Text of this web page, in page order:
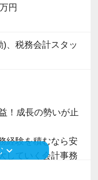
ていたから。
の雰囲気が伝わっ
違いとても明る
と『チャレンジ』
調査のポイントを
。
るようになりまし
持ちでなくても安
ォロー体制はバッ
ププランを準備し
わせてステップア
実現するために大
りたいと考えてい
から評価されてい
ったサービスを提
ショナル」として
みませんか？
金のサポートなど
存在しています。
的に取り組む企業
診断認証制度」を
円
、税務会計スタッ
！成長の勢いが止
経験を積むなら安
していく会計事務
keyboard_arrow_down